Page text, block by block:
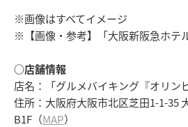
※画像はすべてイメージ
※【画像・参考】「大阪新阪急ホテル
○店舗情報
店名：「グルメバイキング『オリン
住所：大阪府大阪市北区芝田1-1-35
B1F（MAP）